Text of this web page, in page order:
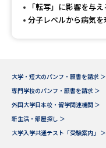
「転写」に影響を与
分子レベルから病気を
大学・短大のパンフ・願書を請求 ＞
専門学校のパンフ・願書を請求 ＞
外国大学日本校・留学関連機関 ＞
新生活・部屋探し ＞
大学入学共通テスト「受験案内」 ＞